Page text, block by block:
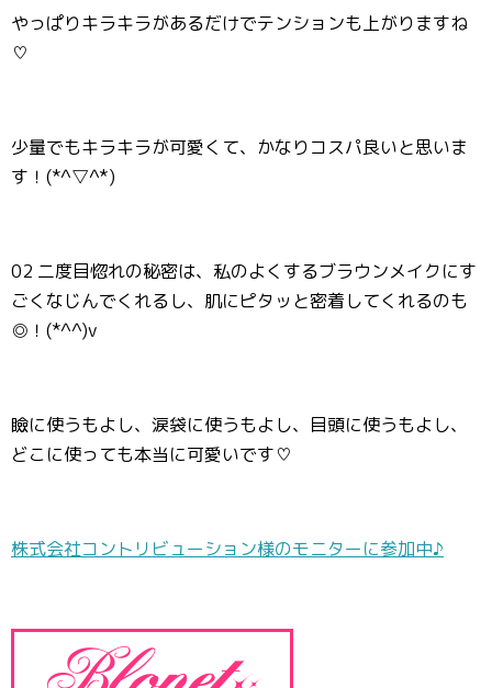
やっぱりキラキラがあるだけでテンションも上がりますね
♡
少量でもキラキラが可愛くて、かなりコスパ良いと思いま
す！(*^▽^*)
02 二度目惚れの秘密は、私のよくするブラウンメイクにす
ごくなじんでくれるし、肌にピタッと密着してくれるのも
◎！(*^^)v
瞼に使うもよし、涙袋に使うもよし、目頭に使うもよし、
どこに使っても本当に可愛いです♡
株式会社コントリビューション様のモニターに参加中♪